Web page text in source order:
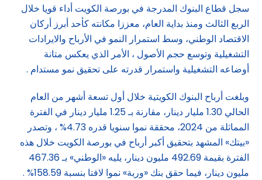
سجل قطاع البنوك المدرجة في بورصة الكويت أداء قويا خلال
الربع الثالث ومنذ بداية العام، معززا مكانته كأحد أبرز أركان
الاقتصاد الوطني، وسط استمرار النمو في الأرباح والايرادات
التشغيلية وتوسع حجم الأصول ، الأمر الذي يعكس متانة
أوضاعه التشغيلية واستمرار قدرته على تحقيق نمو مستدام .
وبلغت أرباح البنوك الكويتية خلال أول تسعة أشهر من العام
الحالي 1.30 مليار دينار، مقارنة بـ 1.25 مليار دينار في الفترة
المماثلة من 2024، محققة نموا سنويا قدره 4.73% ، وتصدر
«بيتك» المشهد بتحقيق أكبر أرباح في بورصة الكويت خلال هذه
الفترة بقيمة 492.69 مليون دينار، يليه «الوطني» بـ 467.36
مليون دينار، فيما حقق بنك «وربة» نموا لافتا بنسبة 158.59% .